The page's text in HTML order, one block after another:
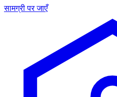
सामग्री पर जाएँ